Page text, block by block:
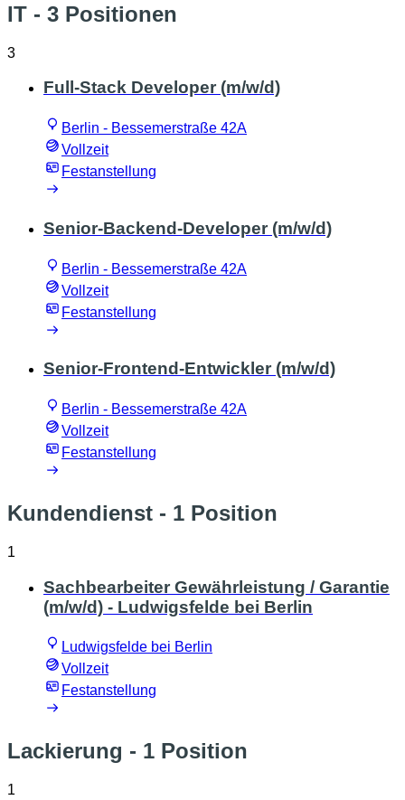
IT - 3 Positionen
3
Full-Stack Developer (m/w/d)
Berlin - Bessemerstraße 42A
Vollzeit
Festanstellung
Senior-Backend-Developer (m/w/d)
Berlin - Bessemerstraße 42A
Vollzeit
Festanstellung
Senior-Frontend-Entwickler (m/w/d)
Berlin - Bessemerstraße 42A
Vollzeit
Festanstellung
Kundendienst - 1 Position
1
Sachbearbeiter Gewährleistung / Garantie
(m/w/d) - Ludwigsfelde bei Berlin
Ludwigsfelde bei Berlin
Vollzeit
Festanstellung
Lackierung - 1 Position
1